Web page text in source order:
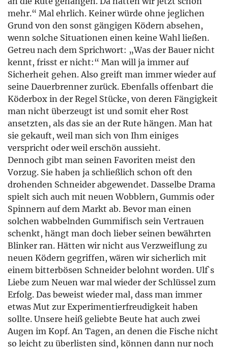
mehr.“ Mal ehrlich. Keiner würde ohne jeglichen
Grund von den sonst gängigen Ködern absehen,
wenn solche Situationen einen keine Wahl ließen.
Getreu nach dem Sprichwort: „Was der Bauer nicht
kennt, frisst er nicht:“ Man will ja immer auf
Sicherheit gehen. Also greift man immer wieder auf
seine Dauerbrenner zurück. Ebenfalls offenbart die
Köderbox in der Regel Stücke, von deren Fängigkeit
man nicht überzeugt ist und somit eher Rost
ansetzten, als das sie an der Rute hängen. Man hat
sie gekauft, weil man sich von Ihm einiges
verspricht oder weil erschön aussieht.
Dennoch gibt man seinen Favoriten meist den
Vorzug. Sie haben ja schließlich schon oft den
drohenden Schneider abgewendet. Dasselbe Drama
spielt sich auch mit neuen Wobblern, Gummis oder
Spinnern auf dem Markt ab. Bevor man einen
solchen wabbelnden Gummifisch sein Vertrauen
schenkt, hängt man doch lieber seinen bewährten
Blinker ran. Hätten wir nicht aus Verzweiflung zu
neuen Ködern gegriffen, wären wir sicherlich mit
einem bitterbösen Schneider belohnt worden. Ulf`s
Liebe zum Neuen war mal wieder der Schlüssel zum
Erfolg. Das beweist wieder mal, dass man immer
etwas Mut zur Experimentierfreudigkeit haben
sollte. Unsere heiß geliebte Beute hat auch zwei
Augen im Kopf. An Tagen, an denen die Fische nicht
so leicht zu überlisten sind, können dann nur noch